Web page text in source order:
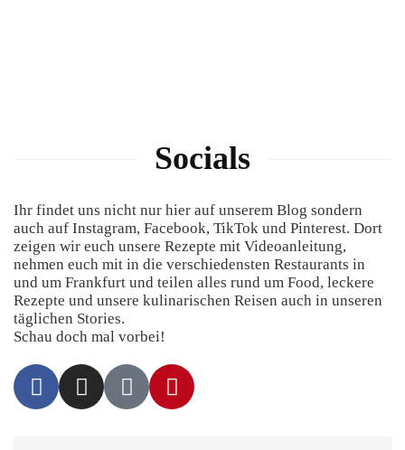
Socials
Ihr findet uns nicht nur hier auf unserem Blog sondern
auch auf Instagram, Facebook, TikTok und Pinterest. Dort
zeigen wir euch unsere Rezepte mit Videoanleitung,
nehmen euch mit in die verschiedensten Restaurants in
und um Frankfurt und teilen alles rund um Food, leckere
Rezepte und unsere kulinarischen Reisen auch in unseren
täglichen Stories.
Schau doch mal vorbei!